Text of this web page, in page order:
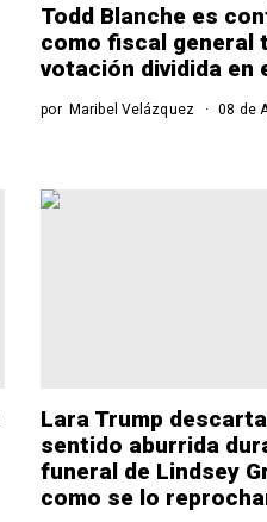
Todd Blanche es
como fiscal general
votación dividida en
por Maribel Velázquez 08 de
Lara Trump
sentido aburrida
funeral de Lindsey
como se lo